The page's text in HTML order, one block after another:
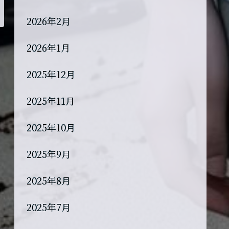
2026年2月
2026年1月
2025年12月
2025年11月
2025年10月
2025年9月
2025年8月
2025年7月